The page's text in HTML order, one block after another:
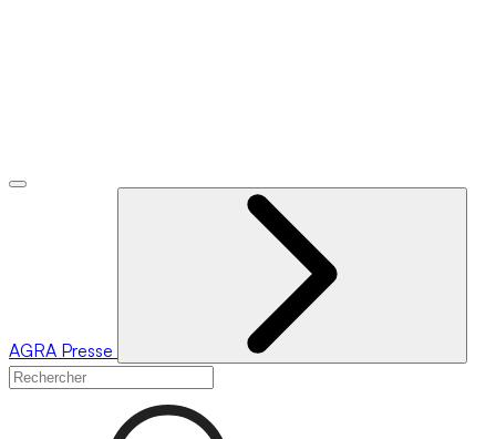
AGRA Presse